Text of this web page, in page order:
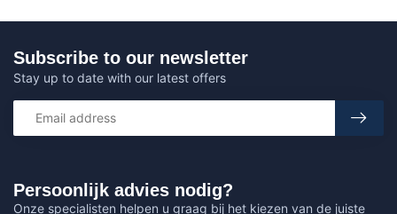
Persoonlijk advies nodig?
Onze specialisten helpen u graag bij het kiezen van de juiste
Subscribe to our newsletter
Stay up to date with our latest offers